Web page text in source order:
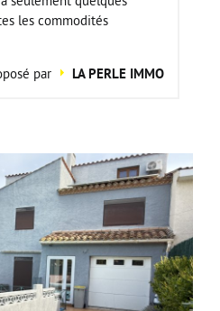
les commodités
par
LA PERLE IMMO